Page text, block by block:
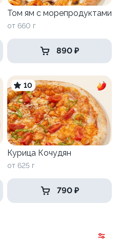
Том ям с морепродуктами
от 660 г
890 ₽
10
Курица Кочудян
от 625 г
790 ₽